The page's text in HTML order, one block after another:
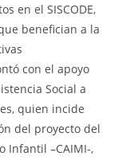
en el SISCODE,
benefician a la
con el apoyo
Social a
quien incide
del proyecto del
Infantil –CAIMI-,